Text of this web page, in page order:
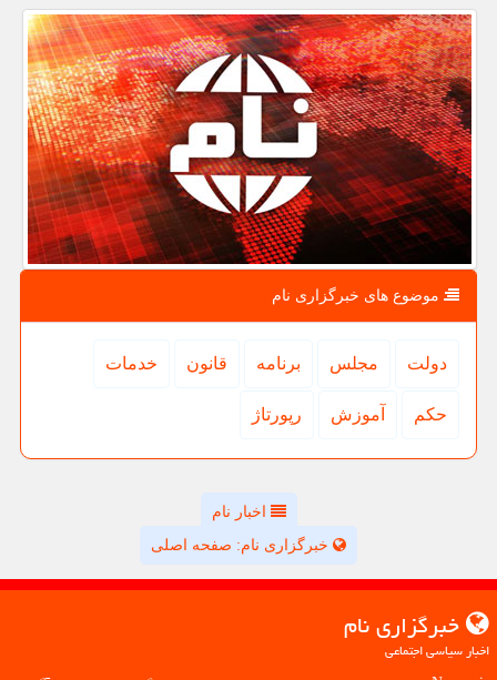
موضوع های خبرگزاری نام
دولت مجلس برنامه قانون خدمات
حكم آموزش رپورتاژ
اخبار نام
خبرگزاری نام: صفحه اصلی
خبرگزاری نام
اخبار سیاسی اجتماعی